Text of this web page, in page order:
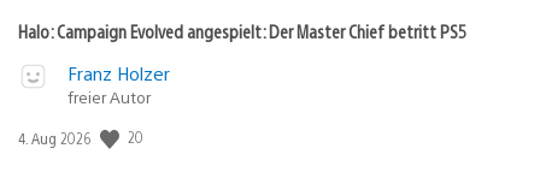
Halo: Campaign Evolved angespielt: Der Master Chief betritt PS5
Franz Holzer
freier Autor
Veröffentlichungsdatum:
4. Aug 2026 20